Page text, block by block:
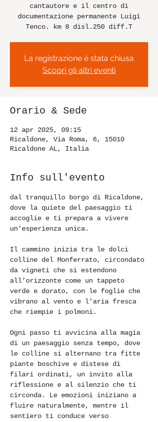
cantautore e il centro di
documentazione permanente Luigi
Tenco. km 8 disl.250 diff.T
La registrazione è stata chiusa
Scopri gli altri eventi
Orario & Sede
12 apr 2025, 09:15
Ricaldone, Via Roma, 6, 15010
Ricaldone AL, Italia
Info sull'evento
dal tranquillo borgo di Ricaldone,
dove la quiete del paesaggio ti
accoglie e ti prepara a vivere
un'esperienza unica.
Il cammino inizia tra le dolci
colline del Monferrato, circondato
da vigneti che si estendono
all’orizzonte come un tappeto
verde e dorato, con le foglie che
vibrano al vento e l'aria fresca
che riempie i polmoni.
Ogni passo ti avvicina alla magia
di un paesaggio senza tempo, dove
le colline si alternano tra fitte
piante boschive e distese di
filari ordinati, un invito alla
riflessione e al silenzio che ti
circonda. Le emozioni iniziano a
fluire naturalmente, mentre il
sentiero ti conduce verso